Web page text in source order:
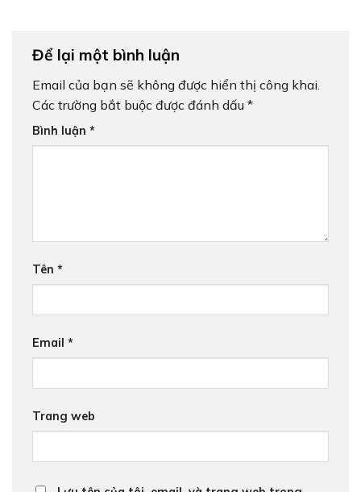
Để lại một bình luận
Email của bạn sẽ không được hiển thị công khai.
Các trường bắt buộc được đánh dấu *
Bình luận *
Tên *
Email *
Trang web